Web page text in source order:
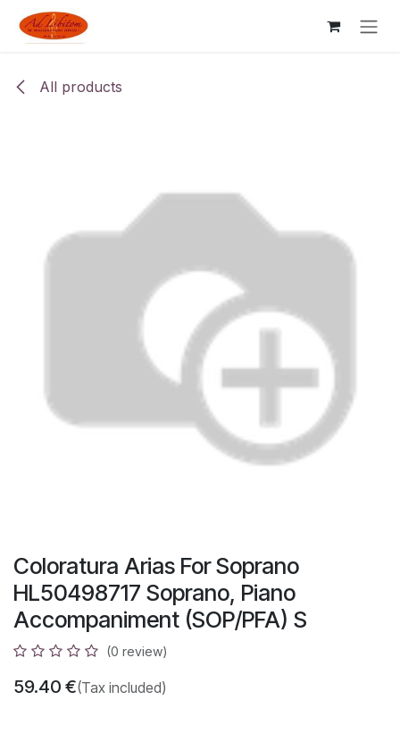
Skip to Content
All products
Coloratura Arias For Soprano
HL50498717 Soprano, Piano
Accompaniment (SOP/PFA) S
(0 review)
59.40 €(Tax included)